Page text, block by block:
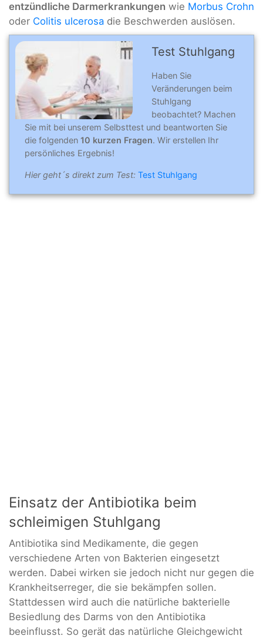
entzündliche Darmerkrankungen wie Morbus Crohn
oder Colitis ulcerosa die Beschwerden auslösen.
Test Stuhlgang
Haben Sie
Veränderungen beim
Stuhlgang
beobachtet? Machen
Sie mit bei unserem Selbsttest und beantworten Sie
die folgenden 10 kurzen Fragen. Wir erstellen Ihr
persönliches Ergebnis!
Hier geht´s direkt zum Test: Test Stuhlgang
Einsatz der Antibiotika beim
schleimigen Stuhlgang
Antibiotika sind Medikamente, die gegen
verschiedene Arten von Bakterien eingesetzt
werden. Dabei wirken sie jedoch nicht nur gegen die
Krankheitserreger, die sie bekämpfen sollen.
Stattdessen wird auch die natürliche bakterielle
Besiedlung des Darms von den Antibiotika
beeinflusst. So gerät das natürliche Gleichgewicht